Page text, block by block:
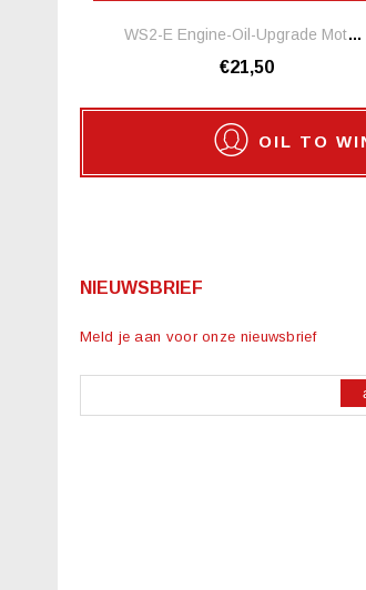
WS2-E Engine-Oil-Upgrade Motorolie Additief
€21,50
OIL TO
NIEUWSBRIEF
Meld je aan voor onze nieuwsbrief